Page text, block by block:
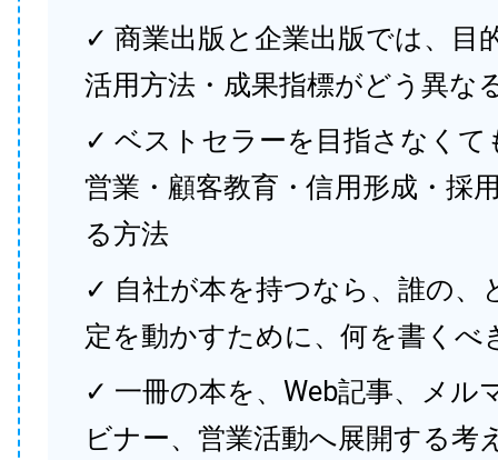
✓ 商業出版と企業出版では、目
活用方法・成果指標がどう異な
✓ ベストセラーを目指さなくて
営業・顧客教育・信用形成・採
る方法
✓ 自社が本を持つなら、誰の、
定を動かすために、何を書くべ
✓ 一冊の本を、Web記事、メル
ビナー、営業活動へ展開する考